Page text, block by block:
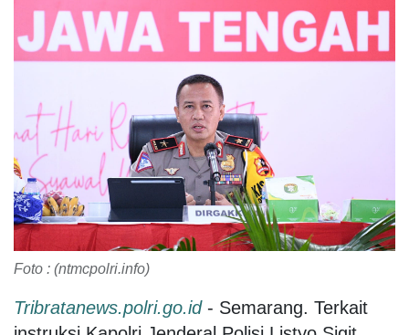
Foto : (ntmcpolri.info)
Tribratanews.polri.go.id- Semarang. Terkait